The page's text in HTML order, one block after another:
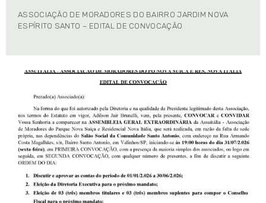
ASSOCIAÇÃO DE MORADORES DO BAIRRO JARDIM NOVA
ESPÍRITO SANTO – EDITAL DE CONVOCAÇÃO